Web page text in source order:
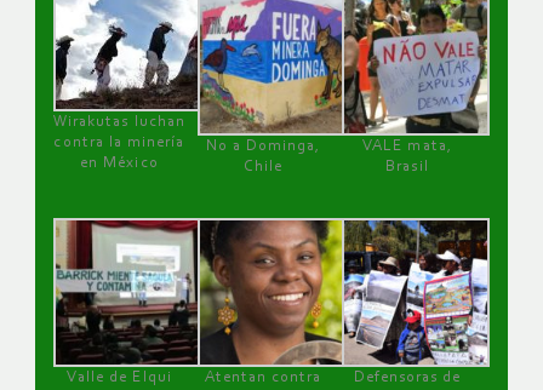
Wirakutas luchan
contra la minería
en México
No a Dominga,
Chile
VALE mata,
Brasil
Valle de Elqui
Atentan contra
Defensoras de